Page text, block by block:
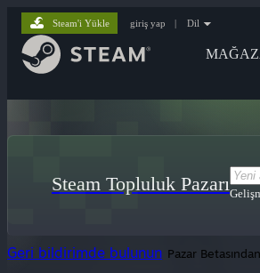
Steam'i Yükle giriş yap | Dil
Steam Topluluk Pazarı
Geri bildirimde bulunun Pazar